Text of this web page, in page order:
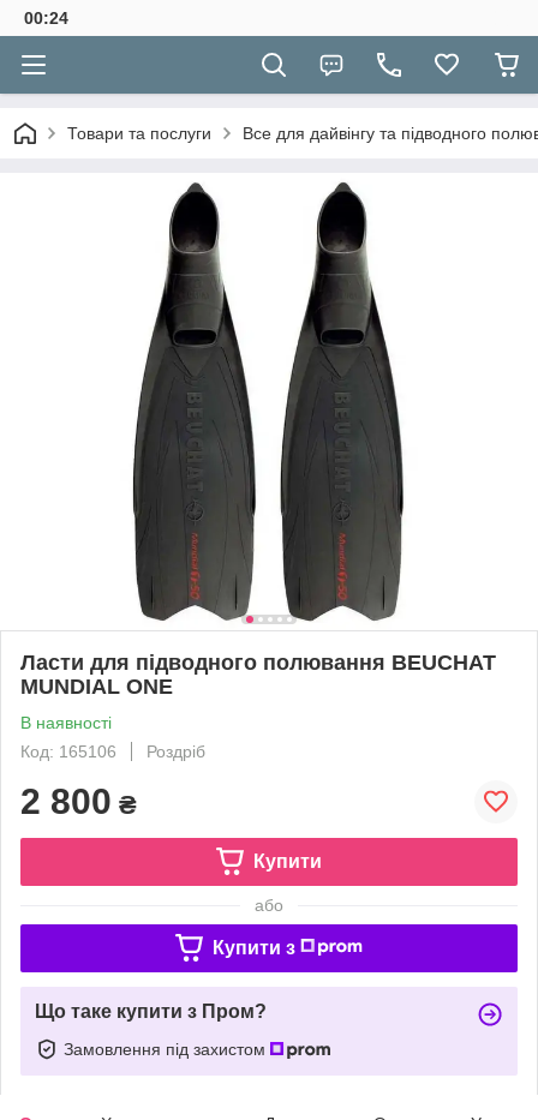
00:24
Товари та послуги Все для дайвінгу та підводного
Ласти для підводного полювання BEUCHAT
MUNDIAL ONE
В наявності
Код: 165106
Роздріб
2 800 ₴
Купити
або
Купити з
Що таке купити з Пром?
Замовлення під захистом